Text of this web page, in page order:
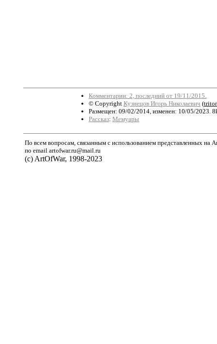
Комментарии: 2, последний от 19/11/2015.
© Copyright Кузнецов Игорь Николаевич (
Размещен: 09/02/2014, изменен: 10/05/2023.
Рассказ: Мемуары
По всем вопросам, связанным с использованием представленных на
по email artofwar.ru@mail.ru
(с) ArtOfWar, 1998-2023